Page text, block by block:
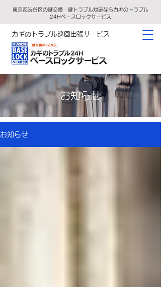
東京都渋谷区の鍵交換・鍵トラブル対応ならカギのトラブル
24Hベースロックサービス
カギのトラブル巡回出張サービス
お知らせ
お知らせ